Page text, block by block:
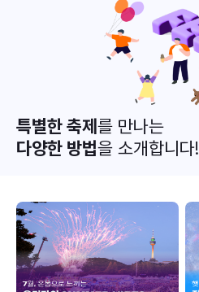
특별한 축제를 만나는
다양한 방법을 소개합니다!